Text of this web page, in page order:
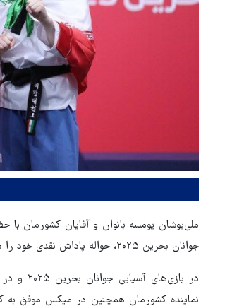
ملی‌پوشان پومسه بانوان و آقایان کشورمان
جوانان بحرین ۲۰۲۵، حواله پاداش نقدی خود را دریافت کردند.
در
نماینده کشورمان همچنین در میکس موفق به